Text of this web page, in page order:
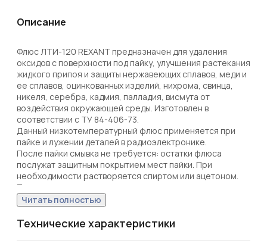
Описание
Флюс ЛТИ-120 REXANT предназначен для удаления
оксидов с поверхности под пайку, улучшения растекания
жидкого припоя и защиты нержавеющих сплавов, меди и
ее сплавов, оцинкованных изделий, нихрома, свинца,
никеля, серебра, кадмия, палладия, висмута от
воздействия окружающей среды. Изготовлен в
соответствии с ТУ 84-406-73.
Данный низкотемпературный флюс применяется при
пайке и лужении деталей в радиоэлектронике.
После пайки смывка не требуется: остатки флюса
послужат защитным покрытием мест пайки. При
необходимости растворяется спиртом или ацетоном.
Преимущества: не проводит ток, поэтому широко
применяется при пайке печатных плат и
радиоаппаратуры; не требует отмывки после пайки;
повышает прочность соединений.
Температура наибольшей активности: +200...+300°С.
Состав: канифоль сосновая, связующая жидкость,
Читать полностью
Технические характеристики